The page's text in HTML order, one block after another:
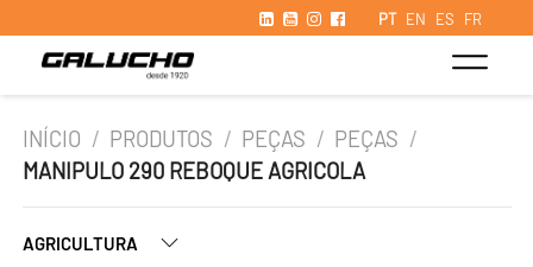
PT EN ES FR
INÍCIO / PRODUTOS / PEÇAS / PEÇAS /
MANIPULO 290 REBOQUE AGRICOLA
AGRICULTURA